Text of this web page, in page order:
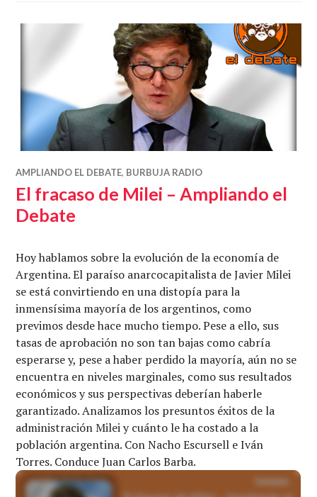
AMPLIANDO EL DEBATE, BURBUJA RADIO
El fracaso de Milei – Ampliando el
Debate
Hoy hablamos sobre la evolución de la economía de
Argentina. El paraíso anarcocapitalista de Javier Milei
se está convirtiendo en una distopía para la
inmensísima mayoría de los argentinos, como
previmos desde hace mucho tiempo. Pese a ello, sus
tasas de aprobación no son tan bajas como cabría
esperarse y, pese a haber perdido la mayoría, aún no se
encuentra en niveles marginales, como sus resultados
económicos y sus perspectivas deberían haberle
garantizado. Analizamos los presuntos éxitos de la
administración Milei y cuánto le ha costado a la
población argentina. Con Nacho Escursell e Iván
Torres. Conduce Juan Carlos Barba.